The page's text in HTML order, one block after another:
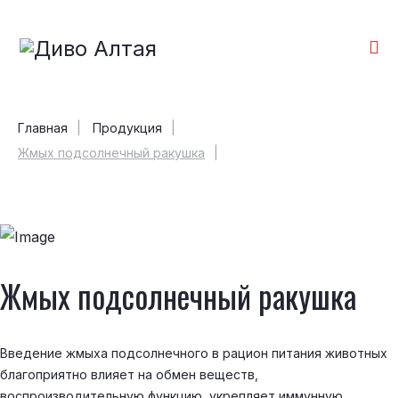
Главная
Продукция
Жмых подсолнечный ракушка
Жмых подсолнечный ракушка
Введение жмыха подсолнечного в рацион питания животных
благоприятно влияет на обмен веществ,